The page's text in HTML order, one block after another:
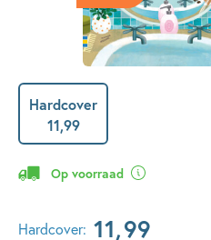
Hardcover
11,99
Op voorraad
Hardcover: 11,99